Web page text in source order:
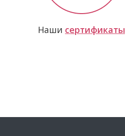
Наши сертификаты